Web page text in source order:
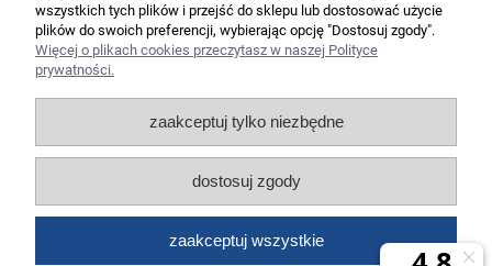
Niszczarki wg producentów
Liczarki pieniędzy
wszystkich tych plików i przejść do sklepu lub dostosować użycie
plików do swoich preferencji, wybierając opcję "Dostosuj zgody".
Więcej o plikach cookies przeczytasz w naszej Polityce
prywatności.
zaakceptuj tylko niezbędne
dostosuj zgody
zaakceptuj wszystkie